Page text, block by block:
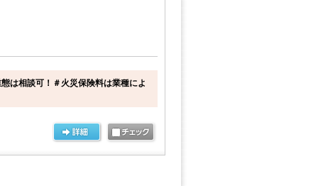
は相談可！＃火災保険料は業種によ